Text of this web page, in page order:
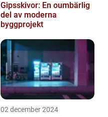
Gipsskivor: En oumbärlig
del av moderna
byggprojekt
02 december 2024